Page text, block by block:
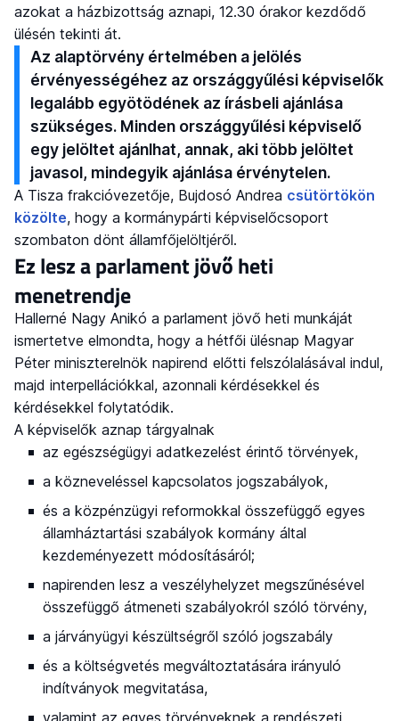
azokat a házbizottság aznapi, 12.30 órakor kezdődő
ülésén tekinti át.
Az alaptörvény értelmében a jelölés
érvényességéhez az országgyűlési képviselők
legalább egyötödének az írásbeli ajánlása
szükséges. Minden országgyűlési képviselő
egy jelöltet ajánlhat, annak, aki több jelöltet
javasol, mindegyik ajánlása érvénytelen.
A Tisza frakcióvezetője, Bujdosó Andrea csütörtökön
közölte, hogy a kormánypárti képviselőcsoport
szombaton dönt államfőjelöltjéről.
Ez lesz a parlament jövő heti
menetrendje
Hallerné Nagy Anikó a parlament jövő heti munkáját
ismertetve elmondta, hogy a hétfői ülésnap Magyar
Péter miniszterelnök napirend előtti felszólalásával indul,
majd interpellációkkal, azonnali kérdésekkel és
kérdésekkel folytatódik.
A képviselők aznap tárgyalnak
az egészségügyi adatkezelést érintő törvények,
a közneveléssel kapcsolatos jogszabályok,
és a közpénzügyi reformokkal összefüggő egyes
államháztartási szabályok kormány által
kezdeményezett módosításáról;
napirenden lesz a veszélyhelyzet megszűnésével
összefüggő átmeneti szabályokról szóló törvény,
a járványügyi készültségről szóló jogszabály
és a költségvetés megváltoztatására irányuló
indítványok megvitatása,